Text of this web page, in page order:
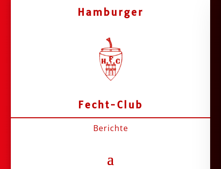
Hamburger
Fecht-Club
Berichte